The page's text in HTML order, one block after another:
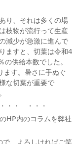
り、それは多くの場
枝物が流行って生産
減少が急激に進んで
ますと、切葉は令和4
供給本数でした。
ます。暑さに手ぬぐ
な切葉が重要で
・・ ・・・
HP内のコラムを弊社
、よろしければご笑